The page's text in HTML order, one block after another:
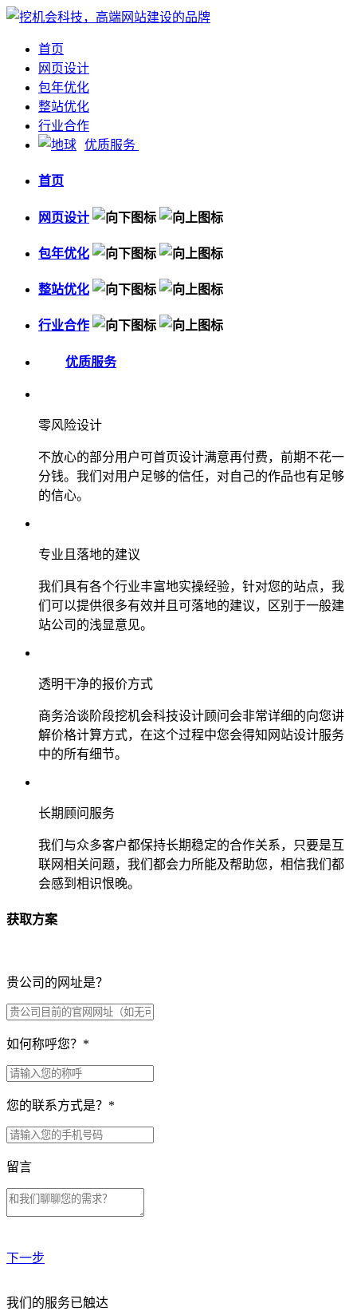
首页
网页设计
包年优化
整站优化
行业合作
优质服务
首页
网页设计
包年优化
整站优化
行业合作
优质服务
零风险设计
不放心的部分用户可首页设计满意再付费，前期不花一
分钱。我们对用户足够的信任，对自己的作品也有足够
的信心。
专业且落地的建议
我们具有各个行业丰富地实操经验，针对您的站点，我
们可以提供很多有效并且可落地的建议，区别于一般建
站公司的浅显意见。
透明干净的报价方式
商务洽谈阶段挖机会科技设计顾问会非常详细的向您讲
解价格计算方式，在这个过程中您会得知网站设计服务
中的所有细节。
长期顾问服务
我们与众多客户都保持长期稳定的合作关系，只要是互
联网相关问题，我们都会力所能及帮助您，相信我们都
会感到相识恨晚。
获取方案
贵公司的网址是？
如何称呼您？ *
您的联系方式是？ *
留言
下一步
贵公司预算范围是？
我们的服务已触达